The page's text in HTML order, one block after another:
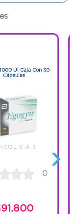
Ui Caja Con 30
Cápsulas
S.A.S
0 ›